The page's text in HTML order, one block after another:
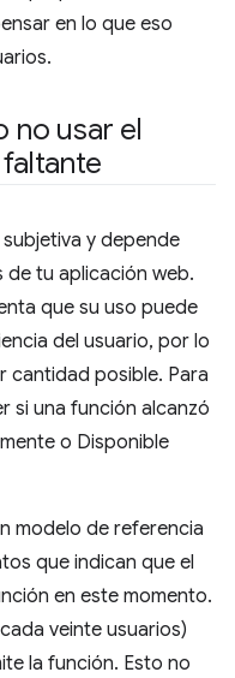
en lo que eso
no usar el
y depende
tu aplicación web.
que su uso puede
del usuario, por lo
cantidad posible. Para
si una función alcanzó
o Disponible
modelo de referencia
que indican que el
en este momento.
veinte usuarios)
la función. Esto no